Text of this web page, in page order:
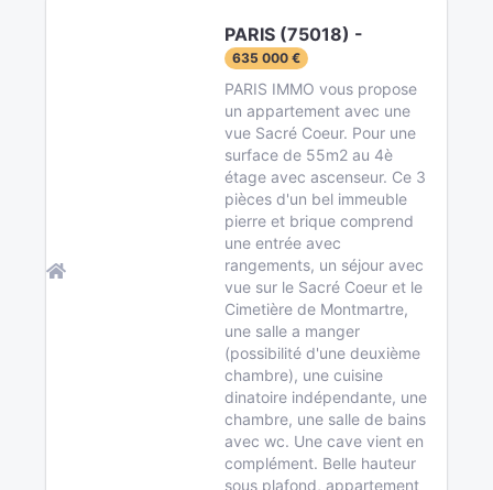
PARIS (75018) -
635 000 €
PARIS IMMO vous propose
un appartement avec une
vue Sacré Coeur. Pour une
surface de 55m2 au 4è
étage avec ascenseur. Ce 3
pièces d'un bel immeuble
pierre et brique comprend
une entrée avec
rangements, un séjour avec
vue sur le Sacré Coeur et le
Cimetière de Montmartre,
une salle a manger
(possibilité d'une deuxième
chambre), une cuisine
dinatoire indépendante, une
chambre, une salle de bains
avec wc. Une cave vient en
complément. Belle hauteur
sous plafond, appartement